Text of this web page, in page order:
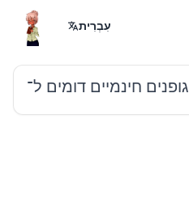
עִבְרִית
גופנים חינמיים דומים ל־